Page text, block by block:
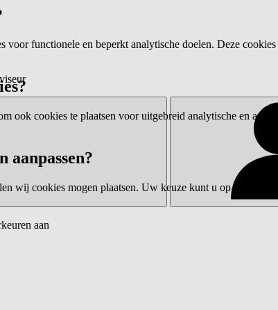
voor functionele en beperkt analytische doelen. Deze
ook cookies te plaatsen voor uitgebreid analytische en
aanpassen?
wij cookies mogen plaatsen. Uw keuze kunt u op elk
aan